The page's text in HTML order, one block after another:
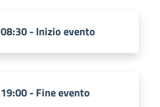
08:30 - Inizio evento
19:00 - Fine evento